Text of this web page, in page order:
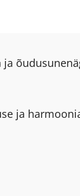
ja